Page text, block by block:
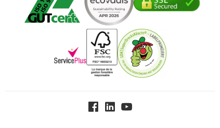
Transport
Services de A à Z
Histoire
Inspiration
Paiement d'avance